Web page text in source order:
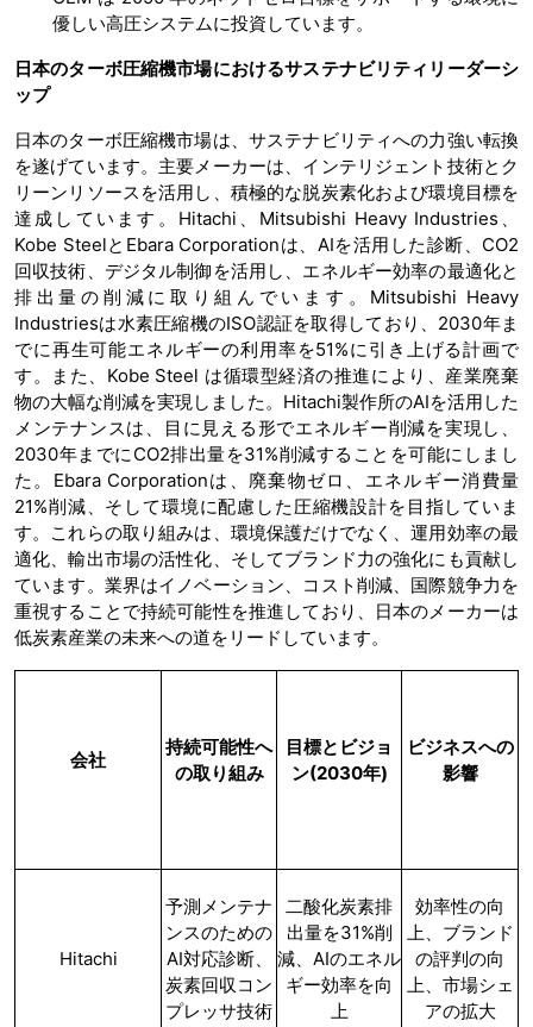
優しい高圧システムに投資しています。
日本のターボ圧縮機市場におけるサステナビリティリーダーシ
ップ
日本のターボ圧縮機市場は、サステナビリティへの力強い転換
を遂げています。主要メーカーは、インテリジェント技術とク
リーンリソースを活用し、積極的な脱炭素化および環境目標を
達成しています。Hitachi、Mitsubishi Heavy Industries、
Kobe SteelとEbara Corporationは、AIを活用した診断、CO2
回収技術、デジタル制御を活用し、エネルギー効率の最適化と
排出量の削減に取り組んでいます。Mitsubishi Heavy
Industriesは水素圧縮機のISO認証を取得しており、2030年ま
でに再生可能エネルギーの利用率を51%に引き上げる計画で
す。また、Kobe Steel は循環型経済の推進により、産業廃棄
物の大幅な削減を実現しました。Hitachi製作所のAIを活用した
メンテナンスは、目に見える形でエネルギー削減を実現し、
2030年までにCO2排出量を31%削減することを可能にしまし
た。Ebara Corporationは、廃棄物ゼロ、エネルギー消費量
21%削減、そして環境に配慮した圧縮機設計を目指していま
す。これらの取り組みは、環境保護だけでなく、運用効率の最
適化、輸出市場の活性化、そしてブランド力の強化にも貢献し
ています。業界はイノベーション、コスト削減、国際競争力を
重視することで持続可能性を推進しており、日本のメーカーは
低炭素産業の未来への道をリードしています。
会社
持続可能性へ
の取り組み
目標とビジョ
ン(2030年)
ビジネスへの
影響
Hitachi
予測メンテナ
ンスのための
AI対応診断、
炭素回収コン
プレッサ技術
二酸化炭素排
出量を31%削
減、AIのエネル
ギー効率を向
上
効率性の向
上、ブランド
の評判の向
上、市場シェ
アの拡大